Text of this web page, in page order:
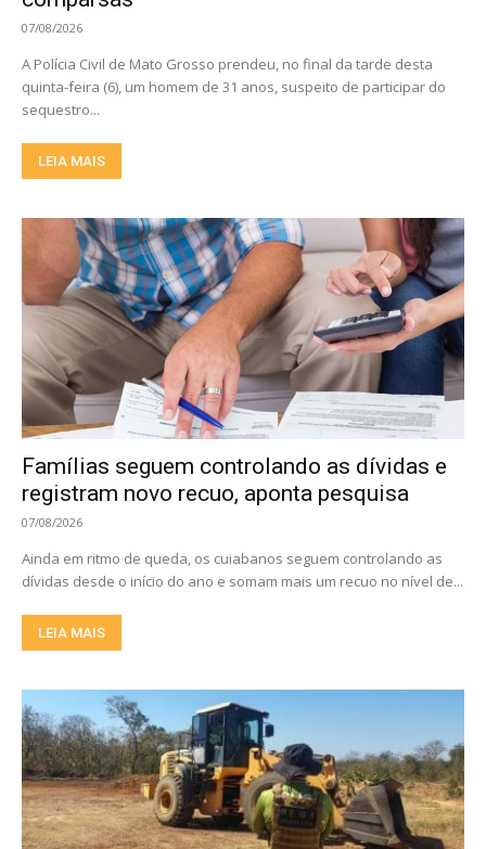
07/08/2026
A Polícia Civil de Mato Grosso prendeu, no final da tarde desta
quinta-feira (6), um homem de 31 anos, suspeito de participar do
sequestro...
LEIA MAIS
Famílias seguem controlando as dívidas e
registram novo recuo, aponta pesquisa
07/08/2026
Ainda em ritmo de queda, os cuiabanos seguem controlando as
dívidas desde o início do ano e somam mais um recuo no nível de...
LEIA MAIS